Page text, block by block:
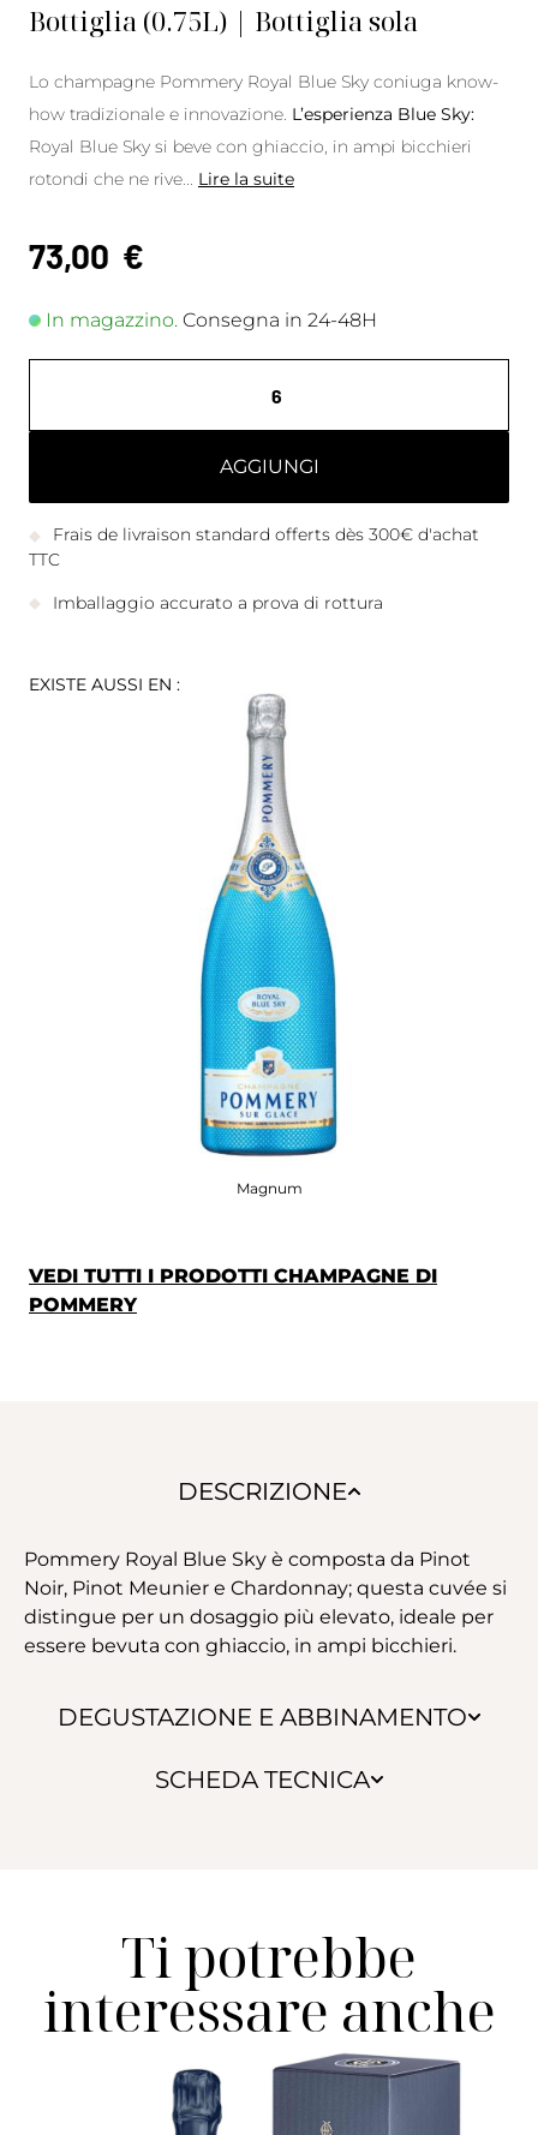
Bottiglia (0.75L) | Bottiglia sola
Lo champagne Pommery Royal Blue Sky coniuga know-
how tradizionale e innovazione. L’esperienza Blue Sky:
Royal Blue Sky si beve con ghiaccio, in ampi bicchieri
rotondi che ne rive
Lire la suite
73,00 €
In magazzino. Consegna in 24-48H
AGGIUNGI
Frais de livraison standard offerts dès 300€ d'achat
TTC
Imballaggio accurato a prova di rottura
EXISTE AUSSI EN :
Magnum
VEDI TUTTI I PRODOTTI CHAMPAGNE DI
POMMERY
DESCRIZIONE
DEGUSTAZIONE E ABBINAMENTO
SCHEDA TECNICA
Pommery Royal Blue Sky è composta da Pinot
Noir, Pinot Meunier e Chardonnay; questa cuvée si
distingue per un dosaggio più elevato, ideale per
essere bevuta con ghiaccio, in ampi bicchieri.
Ti potrebbe
interessare anche